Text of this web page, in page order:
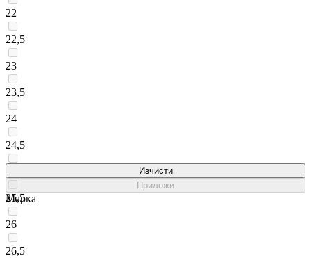
22
22,5
23
23,5
24
24,5
25,5
26
26,5
Изчисти
Приложи
Марка